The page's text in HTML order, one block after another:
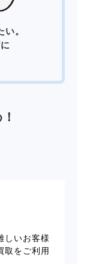
。
しいお客様
取をご利用